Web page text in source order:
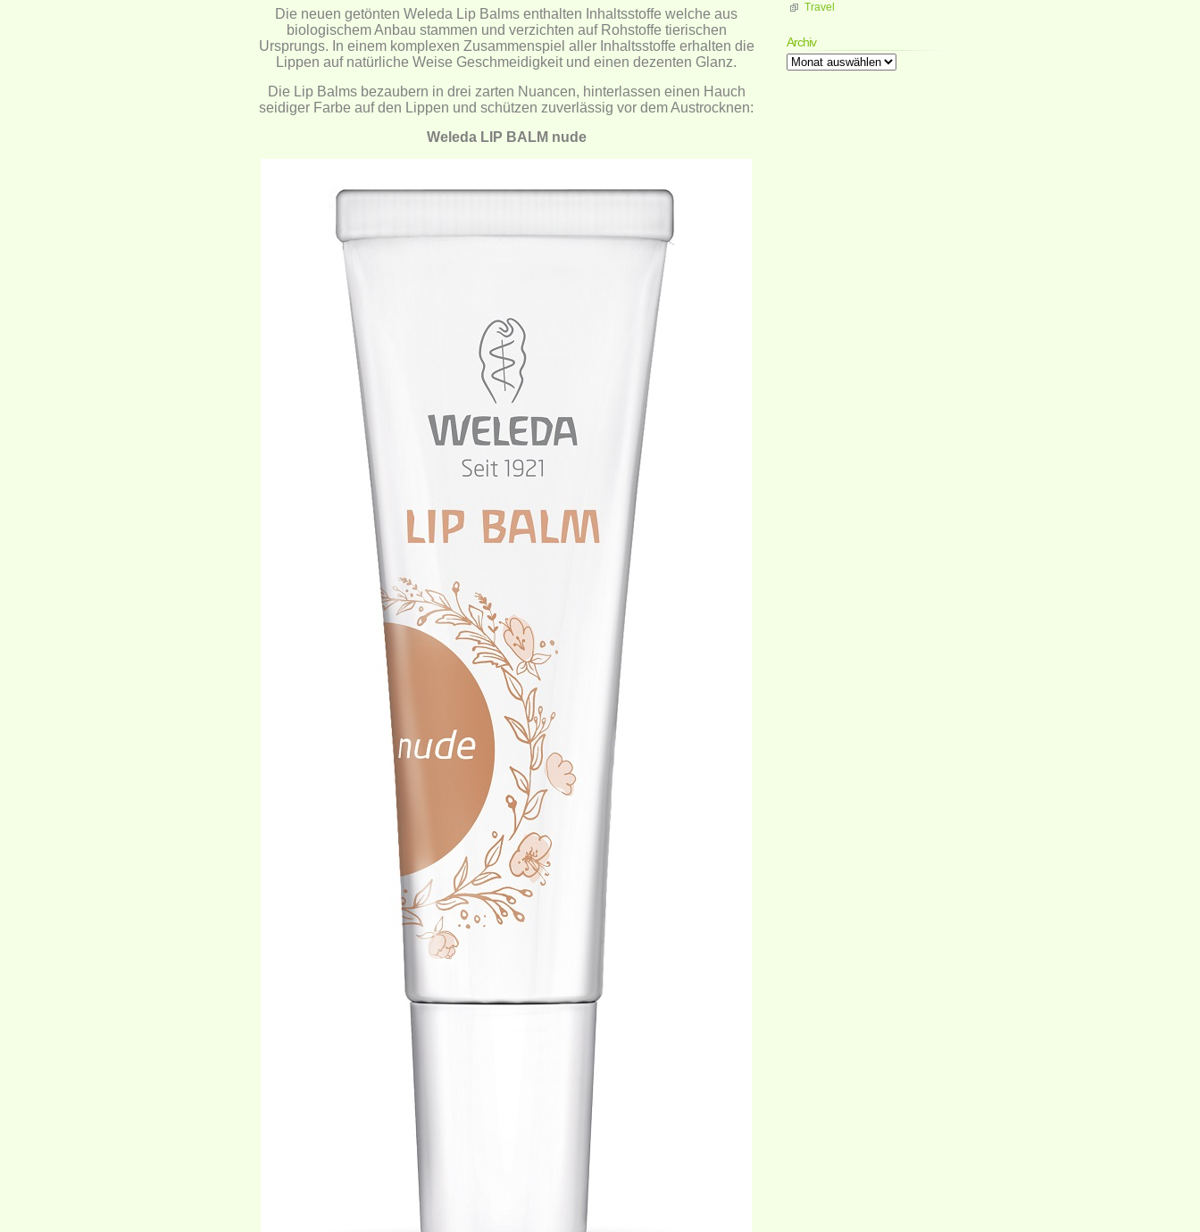
Die neuen getönten Weleda Lip Balms enthalten Inhaltsstoffe welche aus
biologischem Anbau stammen und verzichten auf Rohstoffe tierischen
Ursprungs. In einem komplexen Zusammenspiel aller Inhaltsstoffe erhalten die
Lippen auf natürliche Weise Geschmeidigkeit und einen dezenten Glanz.
Die Lip Balms bezaubern in drei zarten Nuancen, hinterlassen einen Hauch
seidiger Farbe auf den Lippen und schützen zuverlässig vor dem Austrocknen:
Weleda LIP BALM nude
Travel
Archiv
Archiv